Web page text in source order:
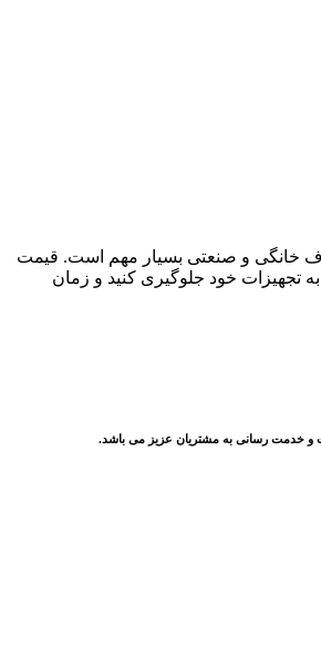
خانگی و صنعتی بسیار مهم است. قیمت
تجهیزات خود جلوگیری کنید و زمان
و خدمت رسانی به مشتریان عزیز می باشد.